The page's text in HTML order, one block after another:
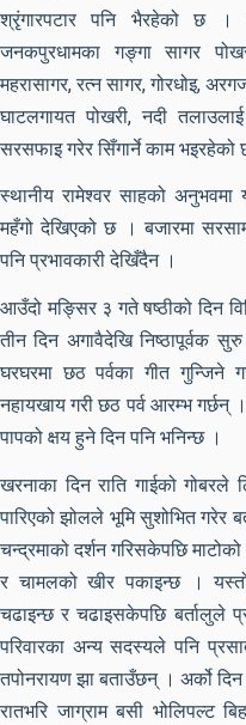
श्रृंगारपटार पनि भैरहेको छ ।
जनकपुरधामका गङ्गा सागर
महरासागर, रत्न सागर, गोरधोइ,
घाटलगायत पोखरी, नदी
सरसफाइ गरेर सिँगार्ने काम भइरहेको
स्थानीय रामेश्वर साहको अनुभवमा
महँगो देखिएको छ । बजारमा
पनि प्रभावकारी देखिँदैन ।
आउँदो मङ्सिर ३ गते षष्ठीको दिन
तीन दिन अगावैदेखि निष्ठापूर्वक
घरघरमा छठ पर्वका गीत गुन्जिने
नहायखाय गरी छठ पर्व आरम्भ गर्छन्
पापको क्षय हुने दिन पनि भनिन्छ ।
खरनाका दिन राति गाईको गोबरले
पारिएको झोलले भूमि सुशोभित गरेर
चन्द्रमाको दर्शन गरिसकेपछि
र चामलको खीर पकाइन्छ ।
चढाइन्छ र चढाइसकेपछि बर्तालुले
परिवारका अन्य सदस्यले पनि
तपोनरायण झा बताउँछन् । अर्को
रातभरि जाग्राम बसी भोलिपल्ट